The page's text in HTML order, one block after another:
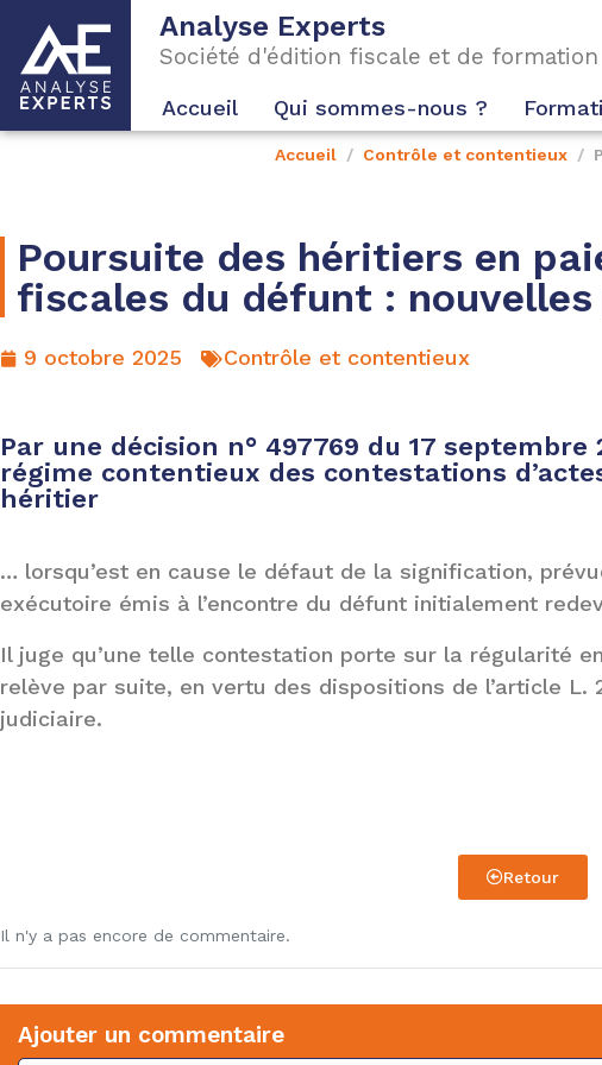
Analyse Experts
Société d'édition fiscale et de formation
Accueil Qui sommes-nous ?
Accueil Contrôle et contentieux
Poursuite des héritiers en
fiscales du défunt :
9 octobre 2025 Contrôle et contentieux
Par une décision n° 497769 du 17 septembre
régime contentieux des contestations
héritier
… lorsqu’est en cause le défaut de la signification,
exécutoire émis à l’encontre du défunt initialement
Il juge qu’une telle contestation porte sur la régularité
relève par suite, en vertu des dispositions de l’article L.
judiciaire.
Retour
Il n'y a pas encore de commentaire.
Ajouter un commentaire